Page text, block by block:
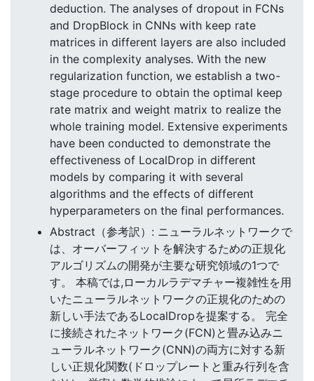
deduction. The analyses of dropout in FCNs
and DropBlock in CNNs with keep rate
matrices in different layers are also included
in the complexity analyses. With the new
regularization function, we establish a two-
stage procedure to obtain the optimal keep
rate matrix and weight matrix to realize the
whole training model. Extensive experiments
have been conducted to demonstrate the
effectiveness of LocalDrop in different
models by comparing it with several
algorithms and the effects of different
hyperparameters on the final performances.
Abstract（参考訳）: ニューラルネットワークで
は、オーバーフィットを解決するための正規化
アルゴリズムの開発が主要な研究領域の1つで
す。 本稿では,ローカルラデマチャー複雑性を用
いたニューラルネットワークの正規化のための
新しい手法であるLocalDropを提案する。 完全
に接続されたネットワーク(FCN)と畳み込みニ
ューラルネットワーク(CNN)の両方に対する新
しい正規化関数(ドロップレートと重み行列を含